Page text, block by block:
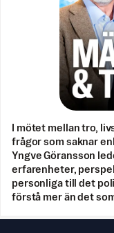
I mötet mellan tro,
frågor som saknar
Yngve Göransson
erfarenheter,
personliga till det
förstå mer än det